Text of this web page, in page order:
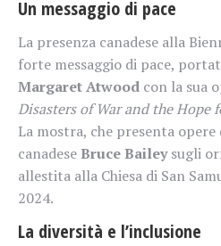
Un messaggio di pace
La presenza canadese alla
forte messaggio di pace,
Margaret Atwood con la sua
Disasters of War and the Hope
La mostra, che presenta
canadeseBruce Baileysugli
allestita alla Chiesa di San
2024.
La diversità e l’inclusione